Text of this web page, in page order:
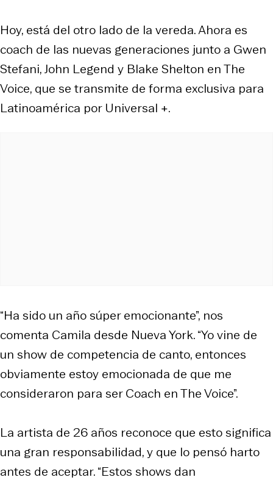
Hoy, está del otro lado de la vereda. Ahora es
coach de las nuevas generaciones junto a Gwen
Stefani, John Legend y Blake Shelton en The
Voice, que se transmite de forma exclusiva para
Latinoamérica por Universal +.
“Ha sido un año súper emocionante”, nos
comenta Camila desde Nueva York. “Yo vine de
un show de competencia de canto, entonces
obviamente estoy emocionada de que me
consideraron para ser Coach en The Voice”.
La artista de 26 años reconoce que esto significa
una gran responsabilidad, y que lo pensó harto
antes de aceptar. “Estos shows dan